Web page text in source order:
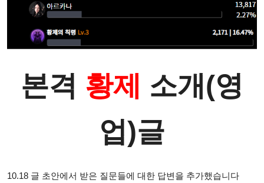
본격 황제 소개(영
업)글
10.18 글 초안에서 받은 질문들에 대한 답변을 추가했습니다